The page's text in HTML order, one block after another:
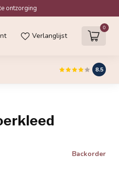
ontzorging
Verlanglijst
0
8.5
Backorder